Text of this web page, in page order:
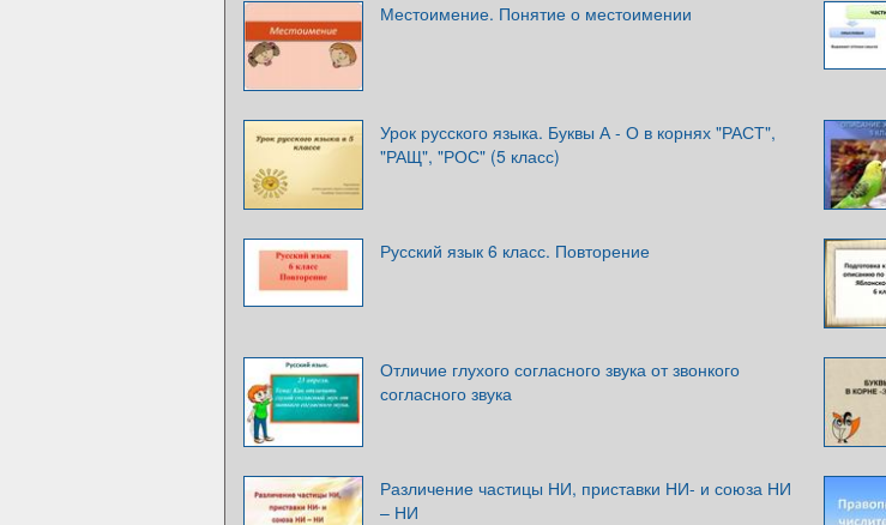
Местоимение. Понятие о местоимении
Урок русского языка. Буквы А - О в корнях "РАСТ",
"РАЩ", "РОС" (5 класс)
Русский язык 6 класс. Повторение
Отличие глухого согласного звука от звонкого
согласного звука
Различение частицы НИ, приставки НИ- и союза НИ
– НИ